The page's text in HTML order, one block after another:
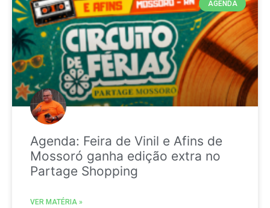
AGENDA
Agenda: Feira de Vinil e Afins de
Mossoró ganha edição extra no
Partage Shopping
VER MATÉRIA »